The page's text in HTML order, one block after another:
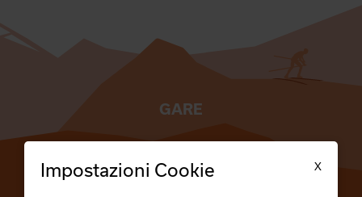
GARE
X
Impostazioni Cookie